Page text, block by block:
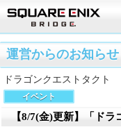
運営からのお知らせ
ドラゴンクエストタクト
イベント
【8/7(金)更新】「ド